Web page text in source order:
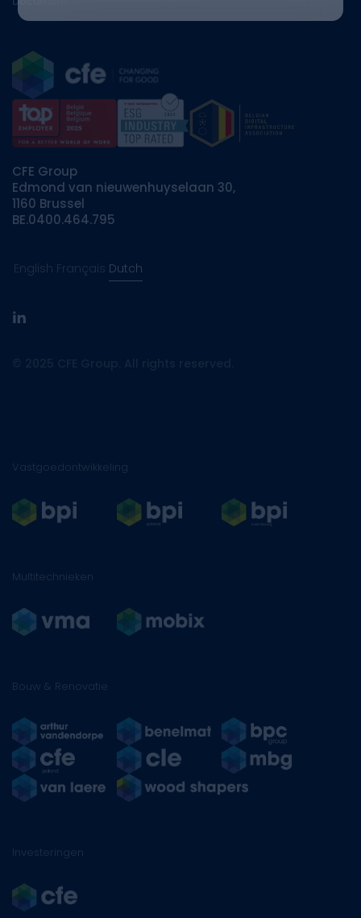
CFE Group
Edmond van nieuwenhuyselaan 30,
1160 Brussel
BE.0400.464.795
English Français Dutch
linkedin
Vastgoedontwikkeling
Multitechnieken
Bouw & Renovatie
Investeringen